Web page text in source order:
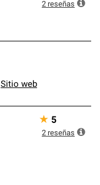
2 reseñas
Sitio web
★ 5
2 reseñas